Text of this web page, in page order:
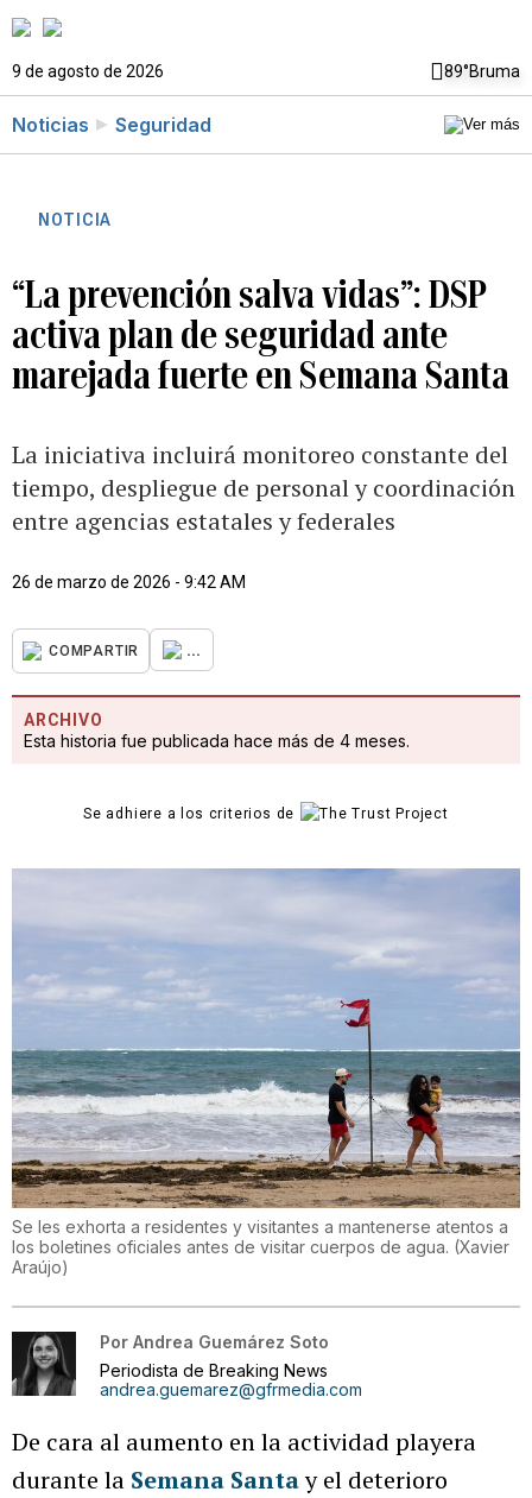
9 de agosto de 2026 89°Bruma
Noticias Seguridad
NOTICIA
“La prevención salva vidas”: DSP
activa plan de seguridad ante
marejada fuerte en Semana Santa
La iniciativa incluirá monitoreo constante del
tiempo, despliegue de personal y coordinación
entre agencias estatales y federales
26 de marzo de 2026 - 9:42 AM
COMPARTIR ...
ARCHIVO
Esta historia fue publicada hace más de 4 meses.
Se adhiere a los criterios de
Se les exhorta a residentes y visitantes a mantenerse atentos a
los boletines oficiales antes de visitar cuerpos de agua. (Xavier
Araújo)
Por Andrea Guemárez Soto
Periodista de Breaking News
andrea.guemarez@gfrmedia.com
De cara al aumento en la actividad playera
durante la Semana Santay el deterioro